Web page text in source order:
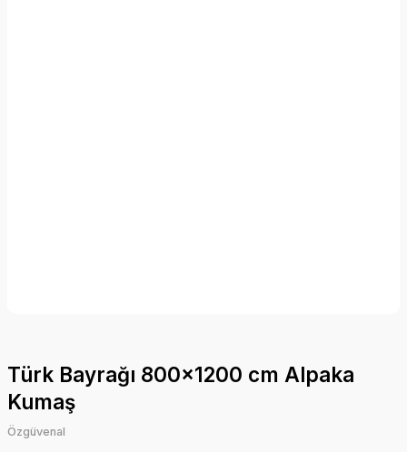
Türk Bayrağı 800x1200 cm Alpaka
Kumaş
Özgüvenal